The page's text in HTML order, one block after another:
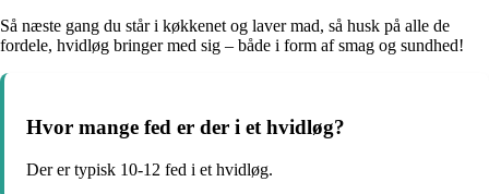
Så næste gang du står i køkkenet og laver mad, så husk på alle de
fordele, hvidløg bringer med sig – både i form af smag og sundhed!
Hvor mange fed er der i et hvidløg?
Der er typisk 10-12 fed i et hvidløg.